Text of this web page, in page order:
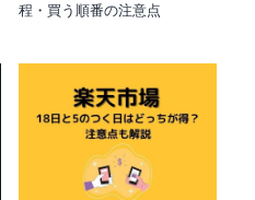
程・買う順番の注意点